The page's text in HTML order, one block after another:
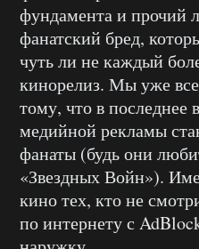
фундамента и прочий
фанатский бред,
чуть ли не каждый
кинорелиз. Мы уже
тому, что в последнее
медийной рекламы
фанаты (будь они
«Звездных Войн»).
кино тех, кто не
по интернету с